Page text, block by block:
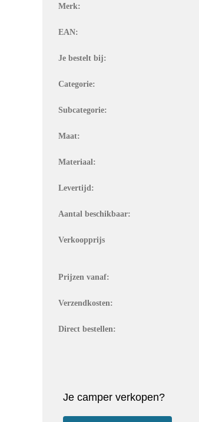
Merk:
EAN:
Je bestelt bij:
Categorie:
Subcategorie:
Maat:
Materiaal:
Levertijd:
Aantal beschikbaar:
Verkoopprijs
Prijzen vanaf:
Verzendkosten:
Direct bestellen:
Je camper verkopen?